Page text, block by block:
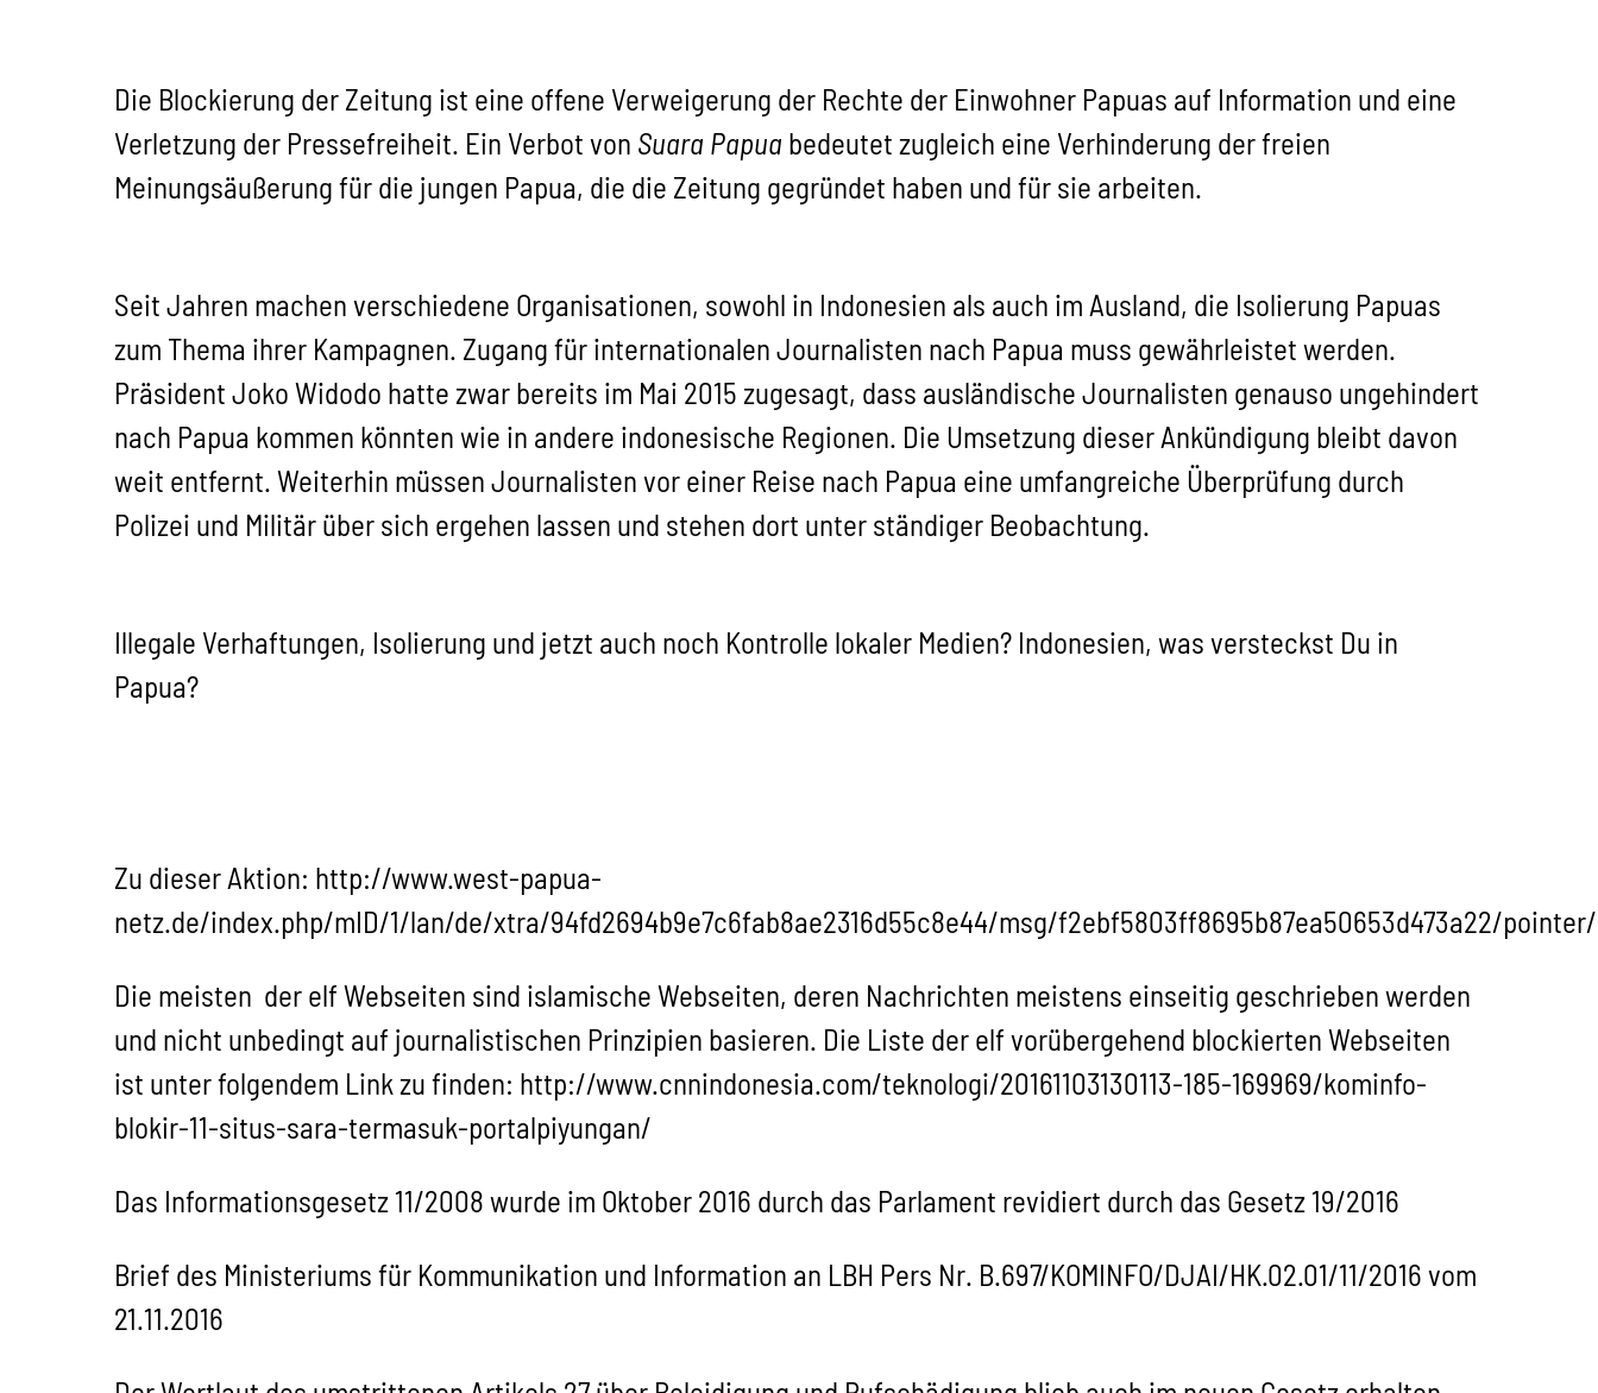
Die Blockierung der Zeitung ist eine offene Verweigerung der Rechte der Einwohner Papuas auf Information und eine
Verletzung der Pressefreiheit. Ein Verbot von Suara Papua bedeutet zugleich eine Verhinderung der freien
Meinungsäußerung für die jungen Papua, die die Zeitung gegründet haben und für sie arbeiten.
Seit Jahren machen verschiedene Organisationen, sowohl in Indonesien als auch im Ausland, die Isolierung Papuas
zum Thema ihrer Kampagnen. Zugang für internationalen Journalisten nach Papua muss gewährleistet werden.
Präsident Joko Widodo hatte zwar bereits im Mai 2015 zugesagt, dass ausländische Journalisten genauso ungehindert
nach Papua kommen könnten wie in andere indonesische Regionen. Die Umsetzung dieser Ankündigung bleibt davon
weit entfernt. Weiterhin müssen Journalisten vor einer Reise nach Papua eine umfangreiche Überprüfung durch
Polizei und Militär über sich ergehen lassen und stehen dort unter ständiger Beobachtung.
Illegale Verhaftungen, Isolierung und jetzt auch noch Kontrolle lokaler Medien? Indonesien, was versteckst Du in
Papua?
Zu dieser Aktion: http://www.west-papua-
netz.de/index.php/mID/1/lan/de/xtra/94fd2694b9e7c6fab8ae2316d55c8e44/msg/f2ebf5803ff8695b87ea50653d473a22/
Die meisten der elf Webseiten sind islamische Webseiten, deren Nachrichten meistens einseitig geschrieben werden
und nicht unbedingt auf journalistischen Prinzipien basieren. Die Liste der elf vorübergehend blockierten Webseiten
ist unter folgendem Link zu finden: http://www.cnnindonesia.com/teknologi/20161103130113-185-169969/kominfo-
blokir-11-situs-sara-termasuk-portalpiyungan/
Das Informationsgesetz 11/2008 wurde im Oktober 2016 durch das Parlament revidiert durch das Gesetz 19/2016
Brief des Ministeriums für Kommunikation und Information an LBH Pers Nr. B.697/KOMINFO/DJAI/HK.02.01/11/2016 vom
21.11.2016